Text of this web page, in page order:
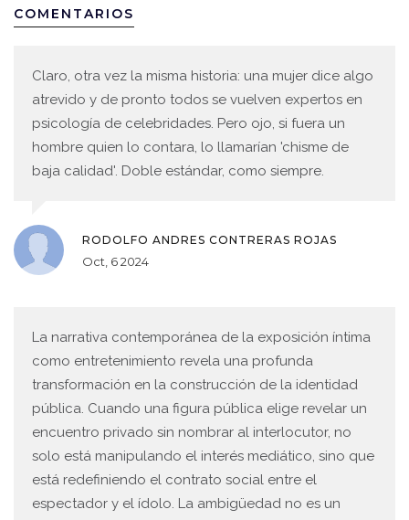
COMENTARIOS
Claro, otra vez la misma historia: una mujer dice algo
atrevido y de pronto todos se vuelven expertos en
psicología de celebridades. Pero ojo, si fuera un
hombre quien lo contara, lo llamarían 'chisme de
baja calidad'. Doble estándar, como siempre.
RODOLFO ANDRES CONTRERAS ROJAS
Oct, 6 2024
La narrativa contemporánea de la exposición íntima
como entretenimiento revela una profunda
transformación en la construcción de la identidad
pública. Cuando una figura pública elige revelar un
encuentro privado sin nombrar al interlocutor, no
solo está manipulando el interés mediático, sino que
está redefiniendo el contrato social entre el
espectador y el ídolo. La ambigüedad no es un